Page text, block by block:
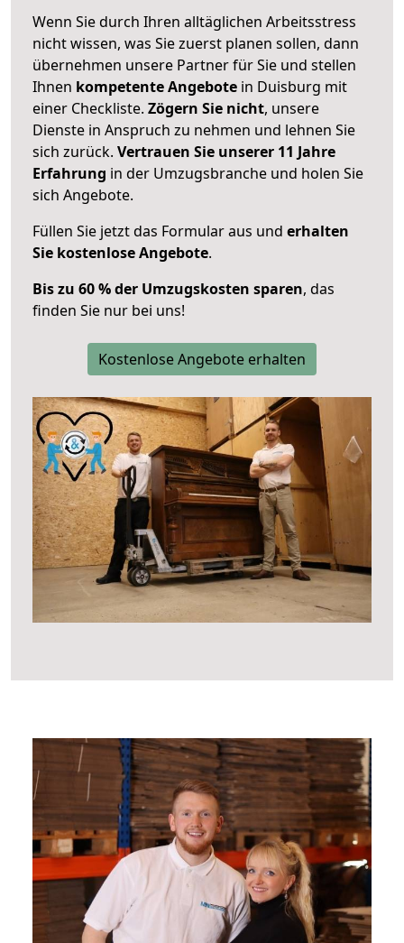
Wenn Sie durch Ihren alltäglichen Arbeitsstress
nicht wissen, was Sie zuerst planen sollen, dann
übernehmen unsere Partner für Sie und stellen
Ihnen kompetente Angebote in Duisburg mit
einer Checkliste. Zögern Sie nicht, unsere
Dienste in Anspruch zu nehmen und lehnen Sie
sich zurück. Vertrauen Sie unserer 11 Jahre
Erfahrung in der Umzugsbranche und holen Sie
sich Angebote.
Füllen Sie jetzt das Formular aus und erhalten
Sie kostenlose Angebote.
Bis zu 60 % der Umzugskosten sparen, das
finden Sie nur bei uns!
Kostenlose Angebote erhalten